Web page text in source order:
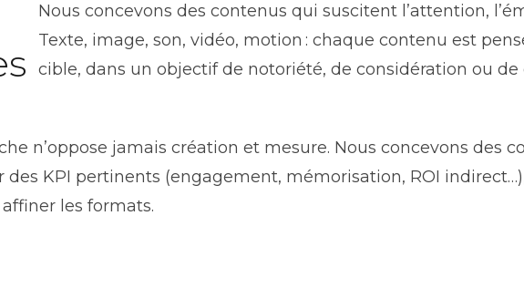
Nous concevons des contenus qui suscitent l’attention,
Texte, image, son, vidéo, motion : chaque contenu est
cible, dans un objectif de notoriété, de considération ou de
n’oppose jamais création et mesure. Nous concevons des
des KPI pertinents (engagement, mémorisation, ROI
les formats.